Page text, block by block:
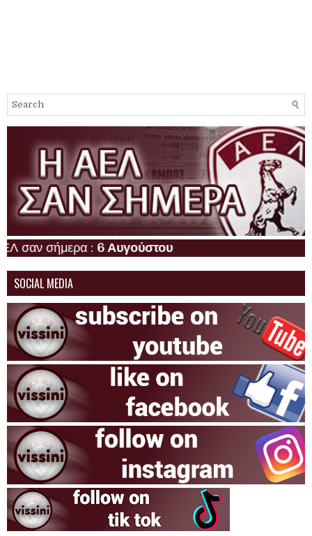
σήμερα :6 Αυγούστου
SOCIAL MEDIA